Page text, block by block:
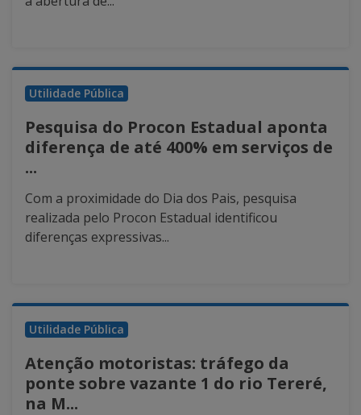
Utilidade Pública
Pesquisa do Procon Estadual aponta
diferença de até 400% em serviços de
...
Com a proximidade do Dia dos Pais, pesquisa
realizada pelo Procon Estadual identificou
diferenças expressivas...
Utilidade Pública
Atenção motoristas: tráfego da
ponte sobre vazante 1 do rio Tereré,
na M...